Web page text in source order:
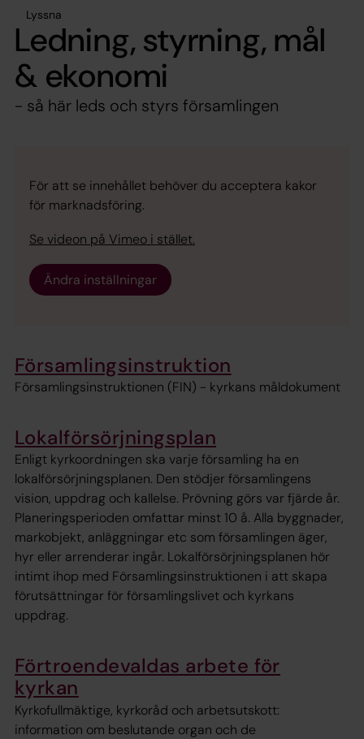
Lyssna
Ledning, styrning, mål
& ekonomi
- så här leds och styrs församlingen
För att se innehållet behöver du acceptera kakor
för marknadsföring.
Se videon på Vimeo i stället.
Ändra inställningar
Församlingsinstruktion
Församlingsinstruktionen (FIN) - kyrkans måldokument
Lokalförsörjningsplan
Enligt kyrkoordningen ska varje församling ha en
lokalförsörjningsplanen. Den stödjer församlingens
vision, uppdrag och kallelse. Prövning görs var fjärde år.
Planeringsperioden omfattar minst 10 å. Alla byggnader,
markobjekt, anläggningar etc som församlingen äger,
hyr eller arrenderar ingår. Lokalförsörjningsplanen hör
intimt ihop med Församlingsinstruktionen i att skapa
förutsättningar för församlingslivet och kyrkans
uppdrag.
Förtroendevaldas arbete för
kyrkan
Kyrkofullmäktige, kyrkoråd och arbetsutskott:
information om beslutande organ och de